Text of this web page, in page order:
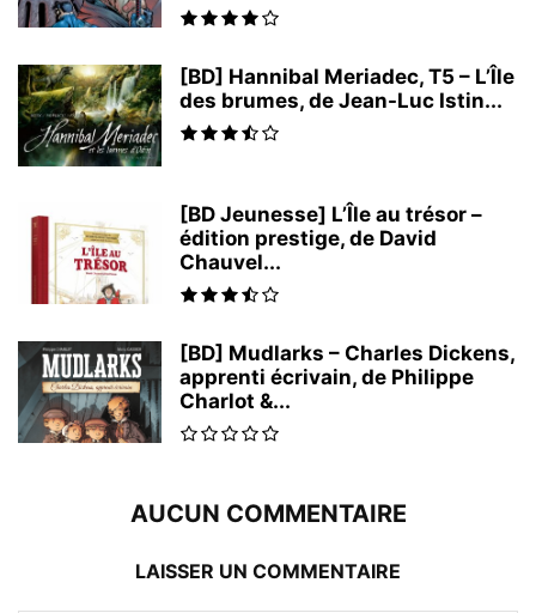
[BD] Hannibal Meriadec, T5 – L’Île
des brumes, de Jean-Luc Istin...
[BD Jeunesse] L’Île au trésor –
édition prestige, de David
Chauvel...
[BD] Mudlarks – Charles Dickens,
apprenti écrivain, de Philippe
Charlot &...
AUCUN COMMENTAIRE
LAISSER UN COMMENTAIRE